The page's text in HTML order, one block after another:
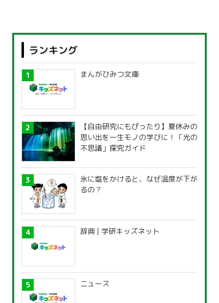
ランキング
まんがひみつ文庫
【自由研究にもぴったり】夏休みの
思い出を一生モノの学びに！「光の
不思議」探究ガイド
氷に塩をかけると、なぜ温度が下が
るの？
辞典 | 学研キッズネット
ニュース